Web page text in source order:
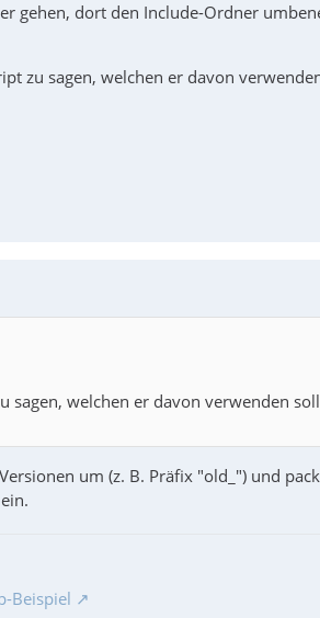
gehen, dort den Include-Ordner
zu sagen, welchen er davon
sagen, welchen er davon verwenden
um (z. B. Präfix "old_") und
Beispiel